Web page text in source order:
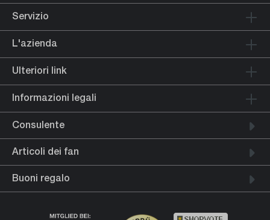
Servizio
L'azienda
Ulteriori link
Informazioni legali
Consulente
Articoli dei fan
Buoni regalo